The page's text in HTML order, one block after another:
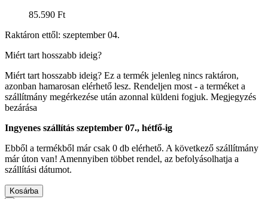
85.590 Ft
Raktáron ettől: szeptember 04.
Miért tart hosszabb ideig?
Miért tart hosszabb ideig? Ez a termék jelenleg nincs raktáron,
azonban hamarosan elérhető lesz. Rendeljen most - a terméket a
szállítmány megérkezése után azonnal küldeni fogjuk. Megjegyzés
bezárása
Ingyenes szállítás szeptember 07., hétfő-ig
Ebből a termékből már csak 0 db elérhető. A következő szállítmány
már úton van! Amennyiben többet rendel, az befolyásolhatja a
szállítási dátumot.
Kosárba